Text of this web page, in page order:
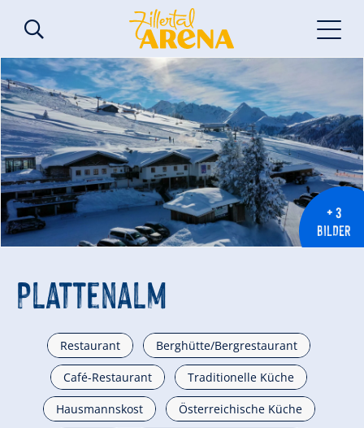
+ 3
BILDER
Plattenalm
Restaurant Berghütte/Bergrestaurant
Café-Restaurant Traditionelle Küche
Hausmannskost Österreichische Küche